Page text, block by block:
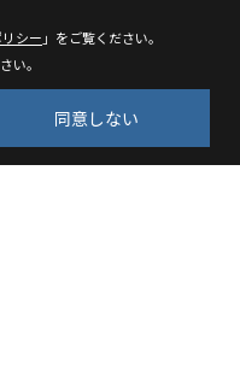
第 14145 号
）第 2695 号
シー 」をご覧ください。
い。
同意しない